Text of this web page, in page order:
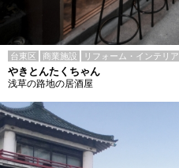
台東区 商業施設 リフォーム・インテリア
やきとんたくちゃん
浅草の路地の居酒屋